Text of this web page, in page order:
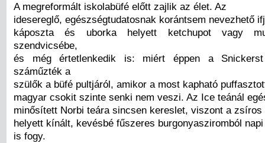
A megreformált iskolabüfé előtt zajlik az élet. Az
idesereglő, egészségtudatosnak korántsem nevezhető
káposzta és uborka helyett ketchupot vagy
szendvicsébe,
és még értetlenkedik is: miért éppen a
száműzték a
szülők a büfé pultjáról, amikor a most kapható
magyar csokit szinte senki nem veszi. Az Ice teánál
minősített Norbi teára sincsen kereslet, viszont a zsíros
helyett kínált, kevésbé fűszeres burgonyasziromból
is fogy.